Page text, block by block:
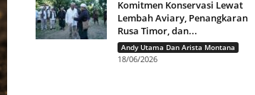
Komitmen Konservasi Lewat
Lembah Aviary, Penangkaran
Rusa Timor, dan...
Andy Utama Dan Arista Montana
18/06/2026